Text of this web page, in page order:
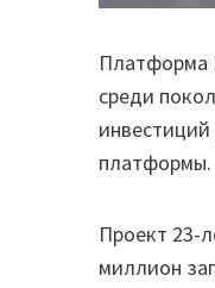
Платформа
среди
платформы.
Проект 23-
миллион